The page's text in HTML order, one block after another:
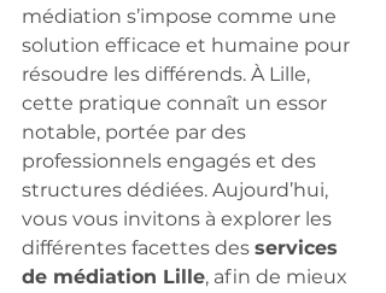
médiation s’impose comme une
solution efficace et humaine pour
résoudre les différends. À Lille,
cette pratique connaît un essor
notable, portée par des
professionnels engagés et des
structures dédiées. Aujourd’hui,
vous vous invitons à explorer les
différentes facettes des services
de médiation Lille, afin de mieux